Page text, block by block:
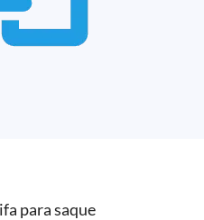
para saque